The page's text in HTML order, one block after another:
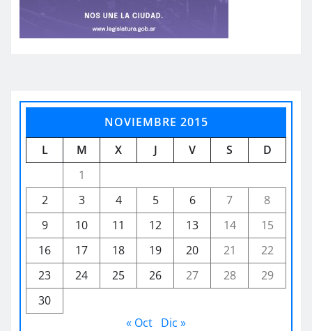
NOVIEMBRE 2015
L
M X J V S
D
1
2
3 4 5 6 7
8
9
10 11 12 13 14
15
16
17 18 19 20 21
22
23
24 25 26 27 28
29
30
« Oct Dic »